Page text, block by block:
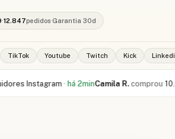
·12.847pedidos·Garantia 30d
TikTok Youtube Twitch Kick
·há 2minCamila R. comprou 10.000